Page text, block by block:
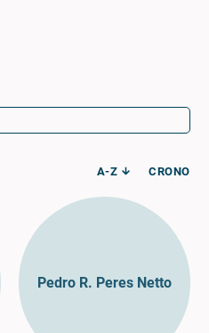
A-Z CRONO
Pedro R. Peres Netto